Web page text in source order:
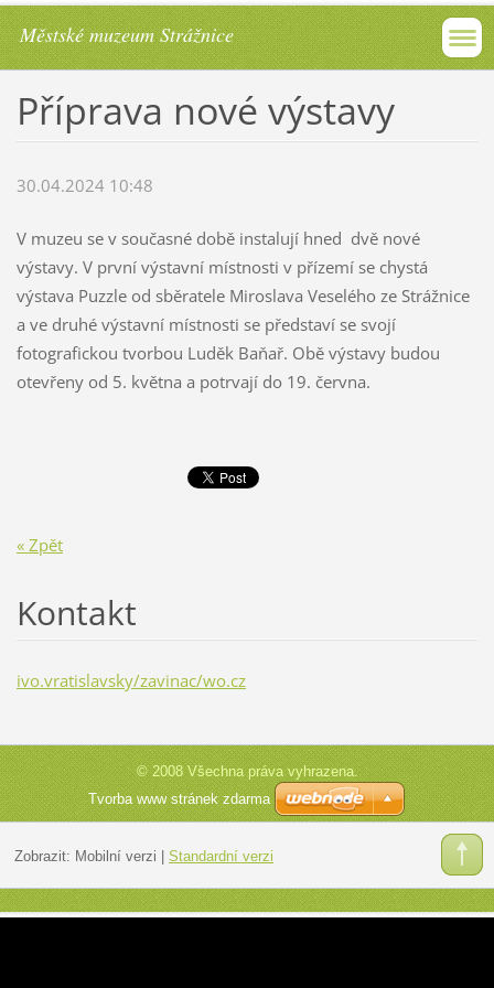
Městské muzeum Strážnice
Příprava nové výstavy
30.04.2024 10:48
V muzeu se v současné době instalují hned dvě nové
výstavy. V první výstavní místnosti v přízemí se chystá
výstava Puzzle od sběratele Miroslava Veselého ze Strážnice
a ve druhé výstavní místnosti se představí se svojí
fotografickou tvorbou Luděk Baňař. Obě výstavy budou
otevřeny od 5. května a potrvají do 19. června.
« Zpět
Kontakt
ivo.vratislavsky/zavinac/wo.cz
© 2008 Všechna práva vyhrazena.
Tvorba www stránek zdarma
Zobrazit: Mobilní verzi Standardní verzi